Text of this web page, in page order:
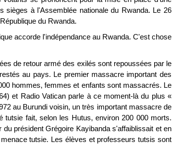
sièges à l'Assemblée nationale du Rwanda. Le 26
du Rwanda.
accorde l'indépendance au Rwanda. C'est chose
de retour armé des exilés sont repoussées par le
au pays. Le premier massacre important des
hommes, femmes et enfants sont massacrés. Le
et Radio Vatican parle à ce moment-là du plus «
au Burundi voisin, un très important massacre de
tutsie fait, selon les Hutus, environ 200 000 morts.
président Grégoire Kayibanda s'affaiblissait et en
tutsie. Les élèves et professeurs tutsis sont